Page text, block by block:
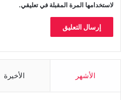
لاستخدامها المرة المقبلة في تعليقي.
الأشهر الأخيرة